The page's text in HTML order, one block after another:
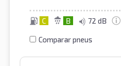
C B 72 dB
Comparar pneus